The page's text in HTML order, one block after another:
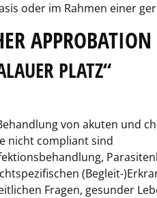
oder im Rahmen einer
APPROBATION
PLATZ“
von akuten und
nicht compliant sind
(Begleit-
Fragen, gesunder